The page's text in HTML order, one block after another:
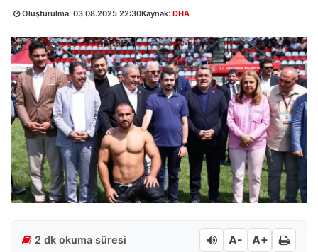
Oluşturulma: 03.08.2025 22:30Kaynak: DHA
2 dk okuma süresi A- A+